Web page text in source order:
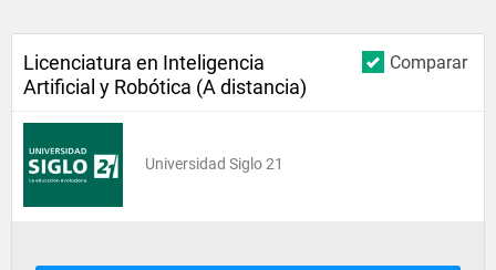
Comparar
Licenciatura en Inteligencia
Artificial y Robótica (A distancia)
Universidad Siglo 21